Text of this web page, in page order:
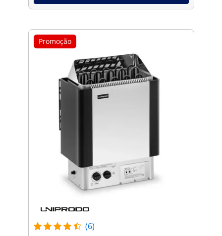
Promoção
(6)